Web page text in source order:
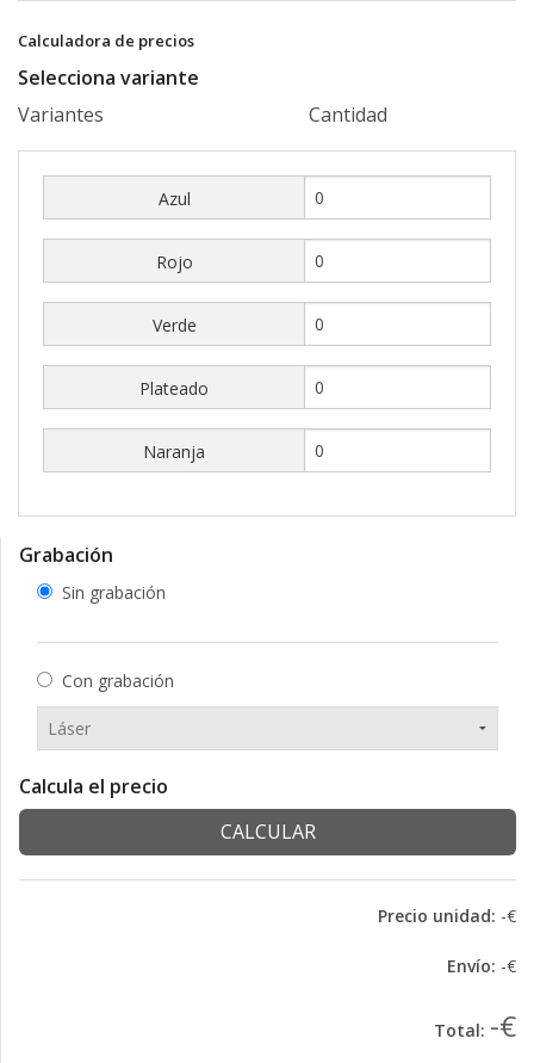
Calculadora de precios
Selecciona variante
Variantes
Cantidad
Azul
Rojo
Verde
Plateado
Naranja
Grabación
Sin grabación
Con grabación
Calcula el precio
CALCULAR
Precio unidad: -€
Envío: -€
Total: -€